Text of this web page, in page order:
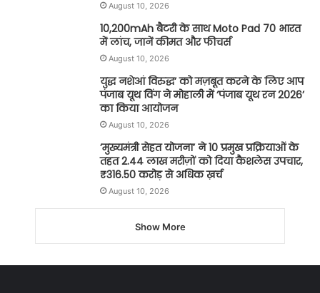
August 10, 2026
10,200mAh बैटरी के साथ Moto Pad 70 भारत
में लांच, जानें कीमत और फीचर्स
August 10, 2026
युद्ध नशेआं विरुद्ध’ को मज़बूत करने के लिए आप
पंजाब यूथ विंग ने मोहाली में ‘पंजाब यूथ रन 2026’
का किया आयोजन
August 10, 2026
’मुख्यमंत्री सेहत योजना’ ने 10 प्रमुख प्रक्रियाओं के
तहत 2.44 लाख मरीज़ों को दिया कैशलेस उपचार,
₹316.50 करोड़ से अधिक ख़र्च
August 10, 2026
Show More